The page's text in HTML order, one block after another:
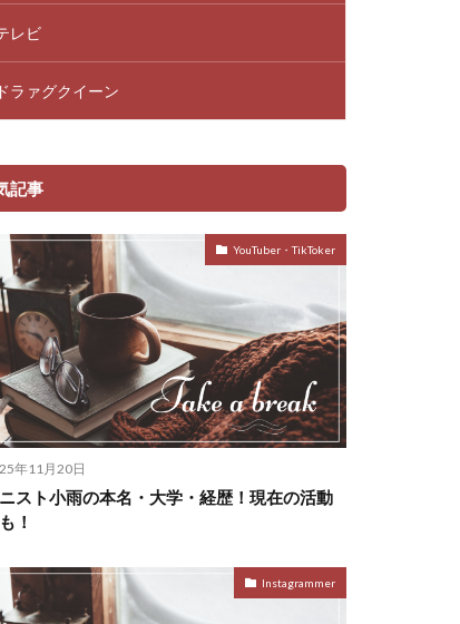
レビ
ドラァグクイーン
記事
YouTuber・TikToker
年11月20日
スト小雨の本名・大学・経歴！現在の活動
！
Instagrammer